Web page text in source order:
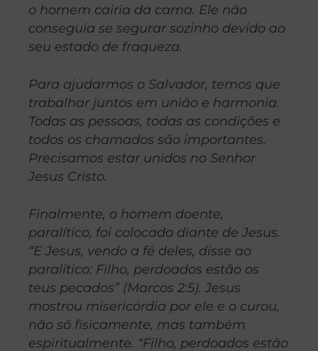
o homem cairia da cama. Ele não
conseguia se segurar sozinho devido ao
seu estado de fraqueza.
Para ajudarmos o Salvador, temos que
trabalhar juntos em união e harmonia.
Todas as pessoas, todas as condições e
todos os chamados são importantes.
Precisamos estar unidos no Senhor
Jesus Cristo.
Finalmente, o homem doente,
paralítico, foi colocado diante de Jesus.
“E Jesus, vendo a fé deles, disse ao
paralítico: Filho, perdoados estão os
teus pecados” (Marcos 2:5). Jesus
mostrou misericórdia por ele e o curou,
não só fisicamente, mas também
espiritualmente. “Filho, perdoados estão